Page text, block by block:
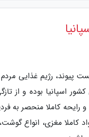
پیوند، رژیم غذایی
اسپانیا بوده و از
و رایحه کاملا منحصر
کاملا مغزی، انواع